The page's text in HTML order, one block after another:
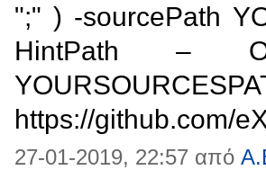
";" ) -sourcePath
HintPath –
https://github.com/
27-01-2019, 22:57 από